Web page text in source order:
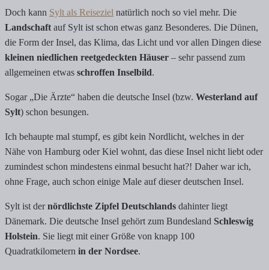
Doch kann Sylt als Reiseziel natürlich noch so viel mehr. Die
Landschaft auf Sylt ist schon etwas ganz Besonderes. Die Dünen,
die Form der Insel, das Klima, das Licht und vor allen Dingen diese
kleinen niedlichen reetgedeckten Häuser – sehr passend zum
allgemeinen etwas schroffen Inselbild.
Sogar „Die Ärzte“ haben die deutsche Insel (bzw. Westerland auf
Sylt) schon besungen.
Ich behaupte mal stumpf, es gibt kein Nordlicht, welches in der
Nähe von Hamburg oder Kiel wohnt, das diese Insel nicht liebt oder
zumindest schon mindestens einmal besucht hat?! Daher war ich,
ohne Frage, auch schon einige Male auf dieser deutschen Insel.
Sylt ist dernördlichste Zipfel Deutschlands dahinter liegt
Dänemark. Die deutsche Insel gehört zum Bundesland Schleswig
Holstein. Sie liegt mit einer Größe von knapp 100
Quadratkilometern in der Nordsee.